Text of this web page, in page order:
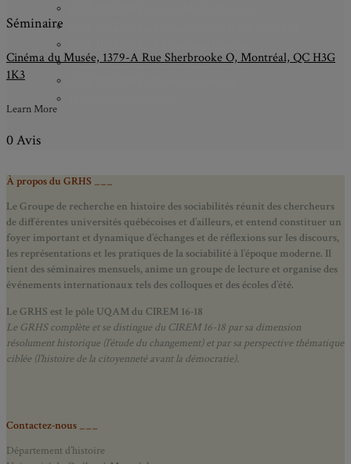
CINÉ-HISTOIRE – Le 18e siècle à l’écran
Séminaire
Cinéma du Musée, 1379-A Rue Sherbrooke O, Montréal, QC H3G
1K3
Learn More
0 Avis
À propos du GRHS ___
Le Groupe de recherche en histoire des sociabilités réunit des chercheurs
de différentes universités québécoises et d’ailleurs, et entend constituer un
foyer important et dynamique d’échanges et de réflexions sur les discours,
les représentations et les pratiques de la sociabilité à l’époque moderne. Il
tient des séminaires mensuels, anime un groupe de lecture et organise des
événements internationaux tels des colloques et des écoles d’été.
Le GRHS est le pôle UQAM du CIREM 16-18
Le GRHS complète et se distingue du CIREM 16-18 par sa dimension
résolument historique (l’étude du changement) et par sa perspective thématique
ciblée (l’histoire de la citoyenneté avant la démocratie).
Contactez-nous ___
Département d’histoire